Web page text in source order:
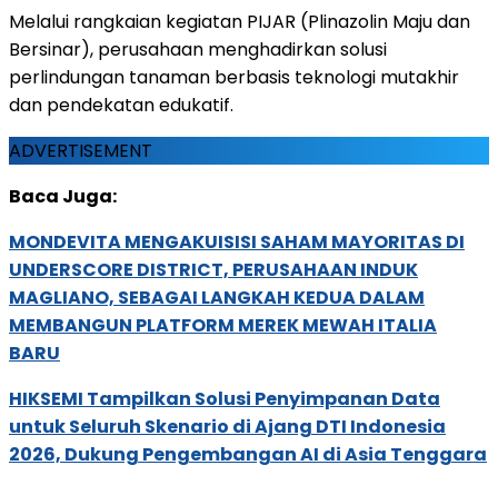
Melalui rangkaian kegiatan PIJAR (Plinazolin Maju dan
Bersinar), perusahaan menghadirkan solusi
perlindungan tanaman berbasis teknologi mutakhir
dan pendekatan edukatif.
ADVERTISEMENT
Baca Juga:
MONDEVITA MENGAKUISISI SAHAM MAYORITAS DI
UNDERSCORE DISTRICT, PERUSAHAAN INDUK
MAGLIANO, SEBAGAI LANGKAH KEDUA DALAM
MEMBANGUN PLATFORM MEREK MEWAH ITALIA
BARU
HIKSEMI Tampilkan Solusi Penyimpanan Data
untuk Seluruh Skenario di Ajang DTI Indonesia
2026, Dukung Pengembangan AI di Asia Tenggara